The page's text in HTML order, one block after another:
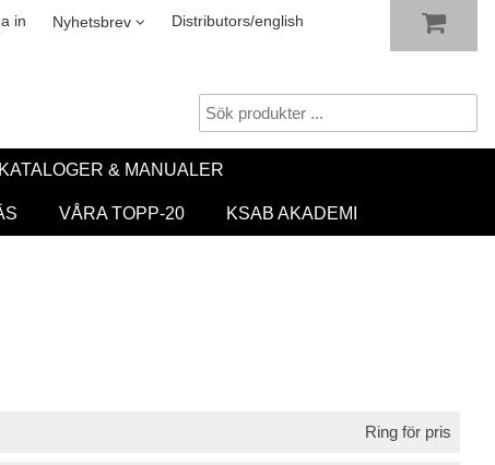
in Nyhetsbrev Distributors/english
KATALOGER & MANUALER
VÅRA TOPP-20 KSAB AKADEMI
Ring för pris